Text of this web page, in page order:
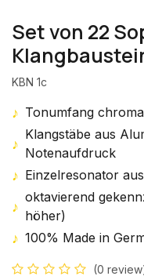
Set von 22
KBN 1c
♪ Tonumfang
♪
Klangstäbe aus
Notenaufdruck
♪ Einzelresonator
♪
oktavierend
höher)
♪ 100% Made in
(0